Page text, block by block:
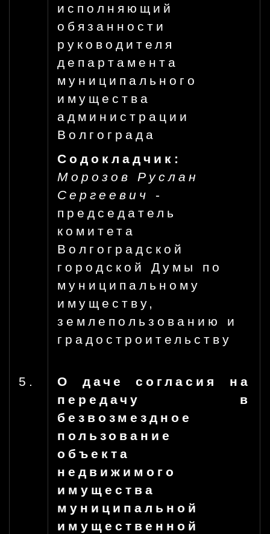
исполняющий
обязанности
руководителя
департамента
муниципального
имущества
администрации
Волгограда
Содокладчик:
Морозов Руслан
Сергеевич
-
председатель
комитета
Волгоградской
городской Думы по
муниципальному
имуществу,
землепользованию и
градостроительству
5.
О даче согласия на
передачу в
безвозмездное
пользование
объекта
недвижимого
имущества
муниципальной
имущественной